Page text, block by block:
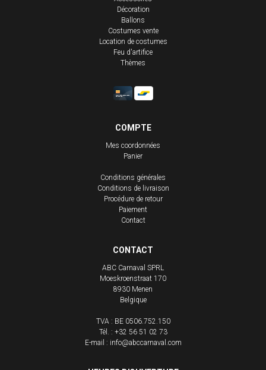
Décoration
Ballons
Costumes vente
Location de costumes
Feu d'artifice
Thèmes
COMPTE
Mes coordonnées
Panier
Conditions générales
Conditions de livraison
Procédure de retour
Paiement
Contact
CONTACT
ABC Carnaval SPRL
Moeskroenstraat 170
8930 Menen
Belgique
TVA : BE 0506.752.150
Tél. : +32 56 51 02 73
E-mail : info@abccarnaval.com